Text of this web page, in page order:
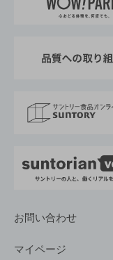
地域情報
サントリーサン
サントリーが
企業概要
採用情報
お問い合わせ
マイページ